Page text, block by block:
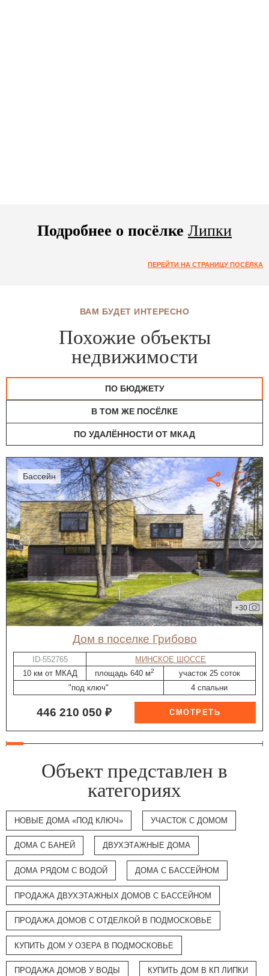
Подробнее о посёлке Липки
ПЕРЕЙТИ НА СТРАНИЦУ ПОСЁЛКА
ВАМ БУДЕТ ИНТЕРЕСНО
Похожие объекты
недвижимости
ПО БЮДЖЕТУ
В ТОМ ЖЕ ПОСЁЛКЕ
ПО УДАЛЁННОСТИ ОТ МКАД
бассейн
+30
дом в поселке Грибово
ID-552765
МИНСКОЕ ШОССЕ
10 км от МКАД
площадь 640 м2
участок 25 соток
"под ключ"
4 спальни
446 210 050 ₽
Объект представлен в
категориях
НОВЫЕ ДОМА «ПОД КЛЮЧ» УЧАСТОК С ДОМОМ
ДОМА С БАНЕЙ ДВУХЭТАЖНЫЕ ДОМА
ДОМА РЯДОМ С ВОДОЙ ДОМА С БАССЕЙНОМ
ПРОДАЖА ДВУХЭТАЖНЫХ ДОМОВ С БАССЕЙНОМ
ПРОДАЖА ДОМОВ С ОТДЕЛКОЙ В ПОДМОСКОВЬЕ
КУПИТЬ ДОМ У ОЗЕРА В ПОДМОСКОВЬЕ
ПРОДАЖА ДОМОВ У ВОДЫ КУПИТЬ ДОМ В КП ЛИПКИ